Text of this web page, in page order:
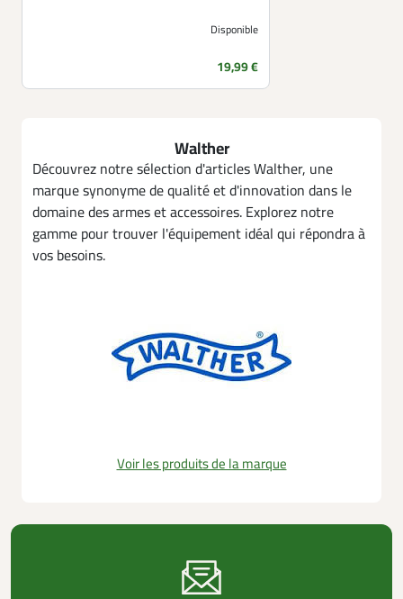
Disponible
Prix
19,99 €
Walther
Découvrez notre sélection d'articles Walther, une
marque synonyme de qualité et d'innovation dans le
domaine des armes et accessoires. Explorez notre
gamme pour trouver l'équipement idéal qui répondra à
vos besoins.
Voir les produits de la marque